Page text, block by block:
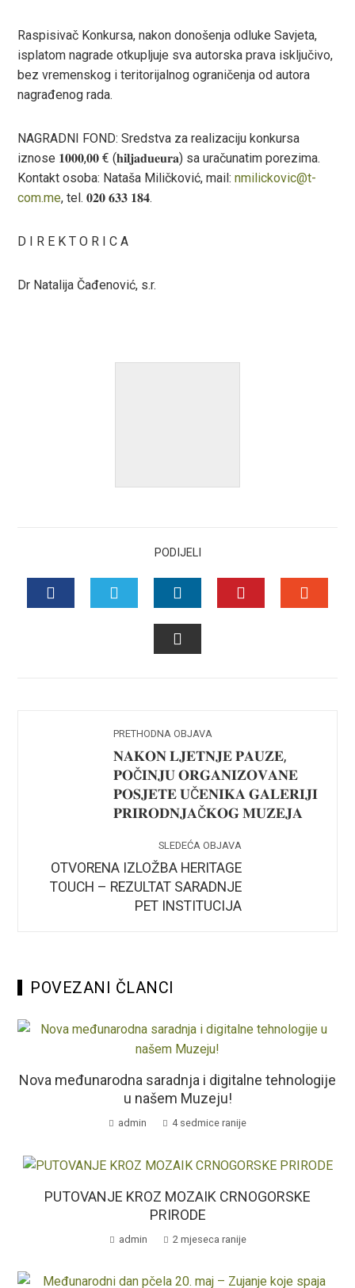
Raspisivač Konkursa, nakon donošenja odluke Savjeta,
isplatom nagrade otkupljuje sva autorska prava isključivo,
bez vremenskog i teritorijalnog ograničenja od autora
nagrađenog rada.
NAGRADNI FOND: Sredstva za realizaciju konkursa
iznose 𝟏𝟎𝟎𝟎,𝟎𝟎 € (𝐡𝐢𝐥𝐣𝐚𝐝𝐮𝐞𝐮𝐫𝐚) sa uračunatim porezima.
Kontakt osoba: Nataša Miličković, mail:nmilickovic@t-
com.me, tel. 𝟎𝟐𝟎 𝟔𝟑𝟑 𝟏𝟖𝟒.
D I R E K T O R I C A
Dr Natalija Čađenović, s.r.
PODIJELI
TWITTERLINKEDIN
PRETHODNA OBJAVA
𝐍𝐀𝐊𝐎𝐍 𝐋𝐉𝐄𝐓𝐍𝐉𝐄 𝐏𝐀𝐔𝐙𝐄,
𝐏𝐎Č𝐈𝐍𝐉𝐔 𝐎𝐑𝐆𝐀𝐍𝐈𝐙𝐎𝐕𝐀𝐍𝐄
𝐏𝐎𝐒𝐉𝐄𝐓𝐄 𝐔Č𝐄𝐍𝐈𝐊𝐀 𝐆𝐀𝐋𝐄𝐑𝐈𝐉𝐈
𝐏𝐑𝐈𝐑𝐎𝐃𝐍𝐉𝐀Č𝐊𝐎𝐆 𝐌𝐔𝐙𝐄𝐉𝐀
SLEDEĆA OBJAVA
OTVORENA IZLOŽBA HERITAGE
TOUCH – REZULTAT SARADNJE
PET INSTITUCIJA
POVEZANI ČLANCI
Nova međunarodna saradnja i digitalne tehnologije
u našem Muzeju!
admin 4 sedmice ranije
PUTOVANJE KROZ MOZAIK CRNOGORSKE
PRIRODE
admin 2 mjeseca ranije